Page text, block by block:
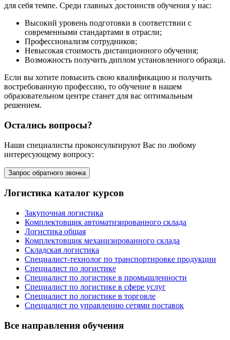
для себя темпе. Среди главных достоинств обучения у нас:
Высокий уровень подготовки в соответствии с
современными стандартами в отрасли;
Профессионализм сотрудников;
Невысокая стоимость дистанционного обучения;
Возможность получить диплом установленного образца.
Если вы хотите повысить свою квалификацию и получить
востребованную профессию, то обучение в нашем
образовательном центре станет для вас оптимальным
решением.
Остались вопросы?
Наши специалисты проконсультируют Вас по любому
интересующему вопросу:
Запрос обратного звонка
Логистика каталог курсов
Закупочная логистика
Комплектовщик автоматизированного склада
Логистика общая
Комплектовщик механизированного склада
Складская логистика
Специалист-технолог по транспортировке продукции
Специалист по логистике
Специалист по логистике в промышленности
Специалист по логистике в сфере услуг
Специалист по логистике в торговле
Специалист по управлению сетями поставок
Все направления обучения